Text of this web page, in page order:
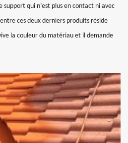
qui n’est plus en contact ni avec
ces deux derniers produits réside
la couleur du matériau et il demande